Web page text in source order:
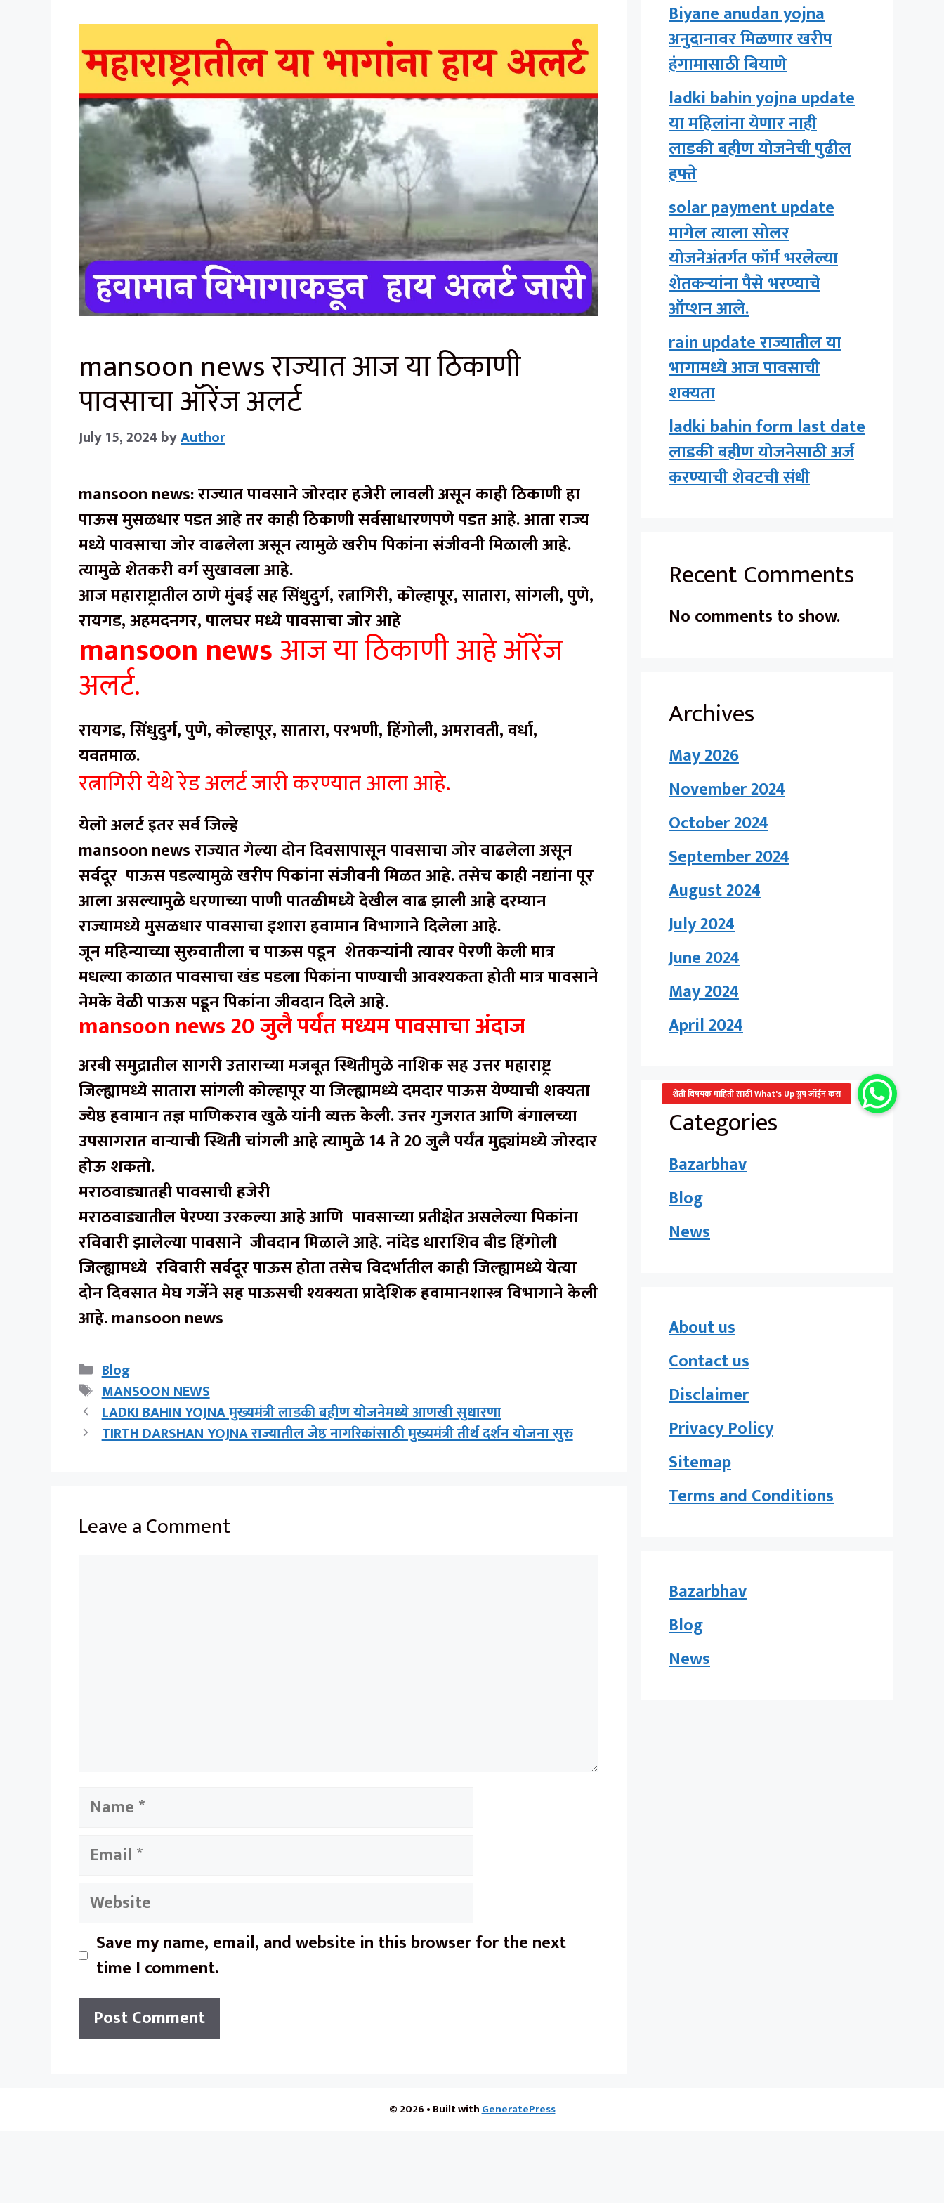
mansoon news राज्यात आज या ठिकाणी
पावसाचा ऑरेंज अलर्ट
July 15, 2024 byAuthor
mansoon news: राज्यात पावसाने जोरदार हजेरी लावली असून काही ठिकाणी हा
पाऊस मुसळधार पडत आहे तर काही ठिकाणी सर्वसाधारणपणे पडत आहे. आता राज्य
मध्ये पावसाचा जोर वाढलेला असून त्यामुळे खरीप पिकांना संजीवनी मिळाली आहे.
त्यामुळे शेतकरी वर्ग सुखावला आहे.
आज महाराष्ट्रातील ठाणे मुंबई सह सिंधुदुर्ग, रत्नागिरी, कोल्हापूर, सातारा, सांगली, पुणे,
रायगड, अहमदनगर, पालघर मध्ये पावसाचा जोर आहे
mansoon newsआज या ठिकाणी आहे ऑरेंज
अलर्ट.
रायगड, सिंधुदुर्ग, पुणे, कोल्हापूर, सातारा, परभणी, हिंगोली, अमरावती, वर्धा,
यवतमाळ.
रत्नागिरी येथे रेड अलर्ट जारी करण्यात आला आहे.
येलो अलर्ट इतर सर्व जिल्हे
mansoon newsराज्यात गेल्या दोन दिवसापासून पावसाचा जोर वाढलेला असून
सर्वदूर पाऊस पडल्यामुळे खरीप पिकांना संजीवनी मिळत आहे. तसेच काही नद्यांना पूर
आला असल्यामुळे धरणाच्या पाणी पातळीमध्ये देखील वाढ झाली आहे दरम्यान
राज्यामध्ये मुसळधार पावसाचा इशारा हवामान विभागाने दिलेला आहे.
जून महिन्याच्या सुरुवातीला च पाऊस पडून शेतकऱ्यांनी त्यावर पेरणी केली मात्र
मधल्या काळात पावसाचा खंड पडला पिकांना पाण्याची आवश्यकता होती मात्र पावसाने
नेमके वेळी पाऊस पडून पिकांना जीवदान दिले आहे.
mansoon news 20 जुलै पर्यंत मध्यम पावसाचा अंदाज
अरबी समुद्रातील सागरी उताराच्या मजबूत स्थितीमुळे नाशिक सह उत्तर महाराष्ट्र
जिल्ह्यामध्ये सातारा सांगली कोल्हापूर या जिल्ह्यामध्ये दमदार पाऊस येण्याची शक्यता
ज्येष्ठ हवामान तज्ञ माणिकराव खुळे यांनी व्यक्त केली. उत्तर गुजरात आणि बंगालच्या
उपसागरात वाऱ्याची स्थिती चांगली आहे त्यामुळे 14 ते 20 जुलै पर्यंत मुद्द्यांमध्ये जोरदार
होऊ शकतो.
मराठवाड्यातही पावसाची हजेरी
मराठवाड्यातील पेरण्या उरकल्या आहे आणि पावसाच्या प्रतीक्षेत असलेल्या पिकांना
रविवारी झालेल्या पावसाने जीवदान मिळाले आहे. नांदेड धाराशिव बीड हिंगोली
जिल्ह्यामध्ये रविवारी सर्वदूर पाऊस होता तसेच विदर्भातील काही जिल्ह्यामध्ये येत्या
दोन दिवसात मेघ गर्जेने सह पाऊसची श्यक्यता प्रादेशिक हवामानशास्त्र विभागाने केली
आहे.mansoon news
Categories
Blog
Tags
MANSOON NEWS
LADKI BAHIN YOJNA मुख्यमंत्री लाडकी बहीण योजनेमध्ये आणखी सुधारणा
TIRTH DARSHAN YOJNA राज्यातील जेष्ठ नागरिकांसाठी मुख्यमंत्री तीर्थ दर्शन योजना सुरु
Leave a Comment
Name
Email
Website
Save my name, email, and website in this browser for the next
time I comment.
Biyane anudan yojna
अनुदानावर मिळणार खरीप
हंगामासाठी बियाणे
ladki bahin yojna update
या महिलांना येणार नाही
लाडकी बहीण योजनेची पुढील
हफ्ते
solar payment update
मागेल त्याला सोलर
योजनेअंतर्गत फॉर्म भरलेल्या
शेतकऱ्यांना पैसे भरण्याचे
ऑप्शन आले.
rain update राज्यातील या
भागामध्ये आज पावसाची
शक्यता
ladki bahin form last date
लाडकी बहीण योजनेसाठी अर्ज
करण्याची शेवटची संधी
Recent Comments
No comments to show.
Archives
May 2026
November 2024
October 2024
September 2024
August 2024
July 2024
June 2024
May 2024
April 2024
Categories
Bazarbhav
Blog
News
About us
Contact us
Disclaimer
Privacy Policy
Sitemap
Terms and Conditions
Bazarbhav
Blog
News
© 2026 • Built withGeneratePress